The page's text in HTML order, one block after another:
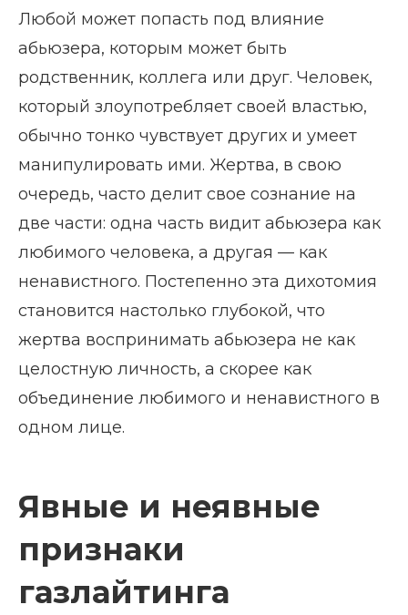
Любой может попасть под влияние
абьюзера, которым может быть
родственник, коллега или друг. Человек,
который злоупотребляет своей властью,
обычно тонко чувствует других и умеет
манипулировать ими. Жертва, в свою
очередь, часто делит свое сознание на
две части: одна часть видит абьюзера как
любимого человека, а другая — как
ненавистного. Постепенно эта дихотомия
становится настолько глубокой, что
жертва воспринимать абьюзера не как
целостную личность, а скорее как
объединение любимого и ненавистного в
одном лице.
Явные и неявные
признаки
газлайтинга